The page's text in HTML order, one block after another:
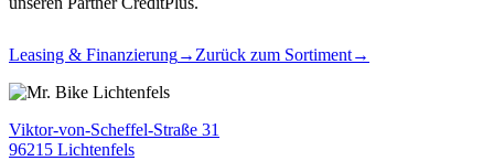
Leasing & Finanzierung→ Zurück zum Sortiment→
Viktor-von-Scheffel-Straße 31
96215 Lichtenfels